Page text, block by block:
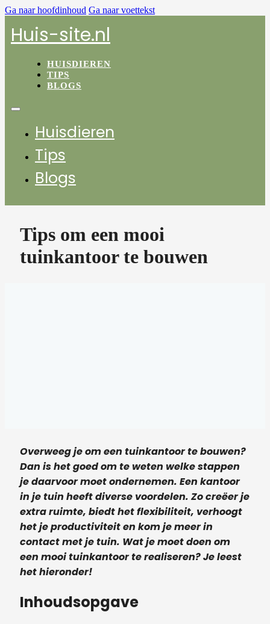
Ga naar hoofdinhoud Ga naar voettekst
Huis-site.nl
HUISDIEREN
TIPS
BLOGS
Huisdieren
Tips
Blogs
Tips om een mooi
tuinkantoor te bouwen
Overweeg je om een tuinkantoor te bouwen?
Dan is het goed om te weten welke stappen
je daarvoor moet ondernemen. Een kantoor
in je tuin heeft diverse voordelen. Zo creëer je
extra ruimte, biedt het flexibiliteit, verhoogt
het je productiviteit en kom je meer in
contact met je tuin. Wat je moet doen om
een mooi tuinkantoor te realiseren? Je leest
het hieronder!
Inhoudsopgave